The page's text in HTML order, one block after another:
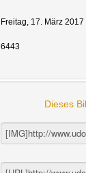
Freitag, 17. März 2017
6443
Dieses